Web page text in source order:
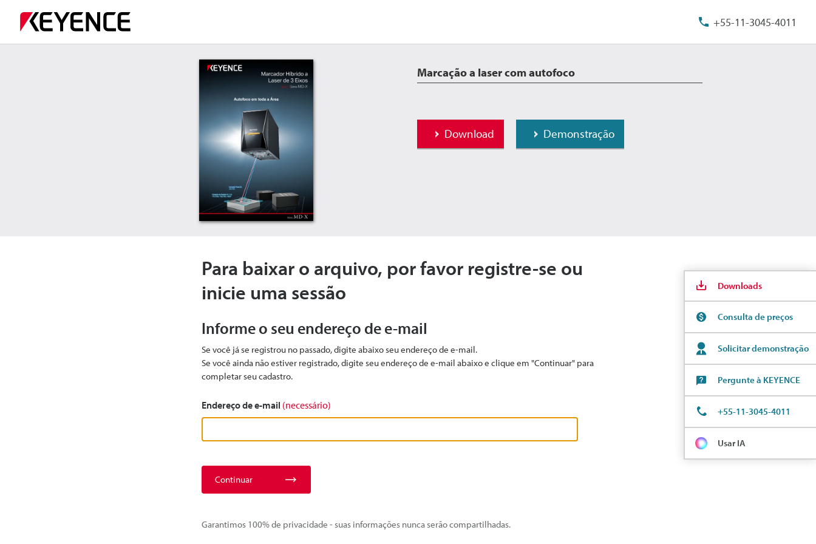
+55-11-3045-4011
Marcação a laser com autofoco
Download Demonstração
Para baixar o arquivo, por favor registre-se ou
inicie uma sessão
Informe o seu endereço de e-mail
Se você já se registrou no passado, digite abaixo seu endereço de e-mail.
Se você ainda não estiver registrado, digite seu endereço de e-mail abaixo e clique em "Continuar" para
completar seu cadastro.
Endereço de e-mail (necessário)
Continuar
Garantimos 100% de privacidade - suas informações nunca serão compartilhadas.
Downloads
Consulta de preços
Solicitar demonstração
Pergunte à KEYENCE
+55-11-3045-4011
Usar IA